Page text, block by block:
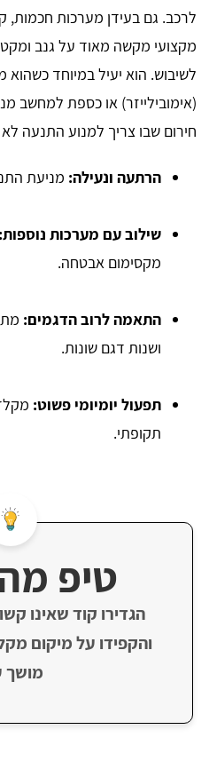
לרכב. גם בעידן מערכות חכמות,
מקצועי מקשה מאוד על גנב
לשיבוש. הוא יעיל במיוחד כשהוא
(אימובילייזר) או כספת למחשב
חירום שבו צריך למנוע התנעה
הרתעה ונעילה: מניעת
שילוב עם מערכות נוספות:
מקסימום אבטחה.
התאמה לרוב הדגמים:
ושנות דגם שונות.
תפעול יומיומי פשוט:
תקופתי.
טיפ
הגדירו קוד שאינו
והקפידו על מיקום
מושך